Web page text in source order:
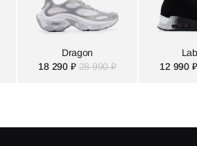
Dragon
18 290 ₽ 28 990 ₽
12 990 ₽